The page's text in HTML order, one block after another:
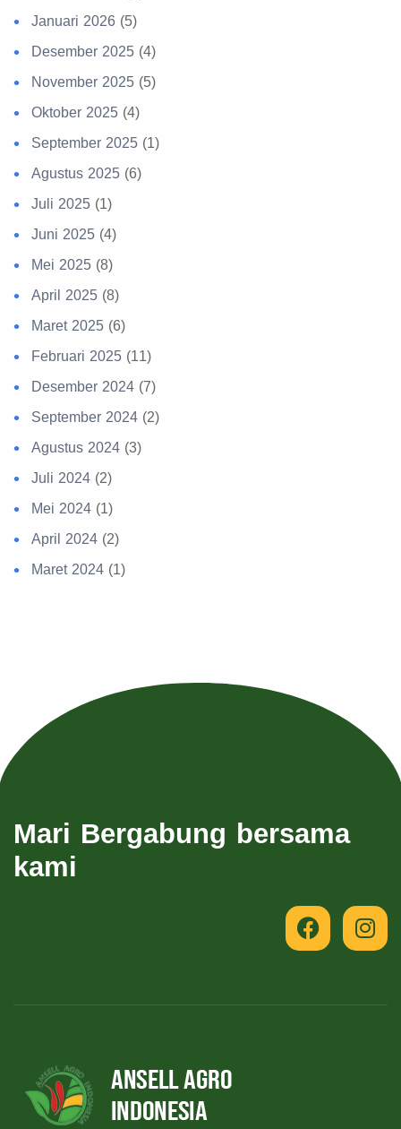
Januari 2026 (5)
Desember 2025 (4)
November 2025 (5)
Oktober 2025 (4)
September 2025 (1)
Agustus 2025 (6)
Juli 2025 (1)
Juni 2025 (4)
Mei 2025 (8)
April 2025 (8)
Maret 2025 (6)
Februari 2025 (11)
Desember 2024 (7)
September 2024 (2)
Agustus 2024 (3)
Juli 2024 (2)
Mei 2024 (1)
April 2024 (2)
Maret 2024 (1)
Mari Bergabung bersama
kami